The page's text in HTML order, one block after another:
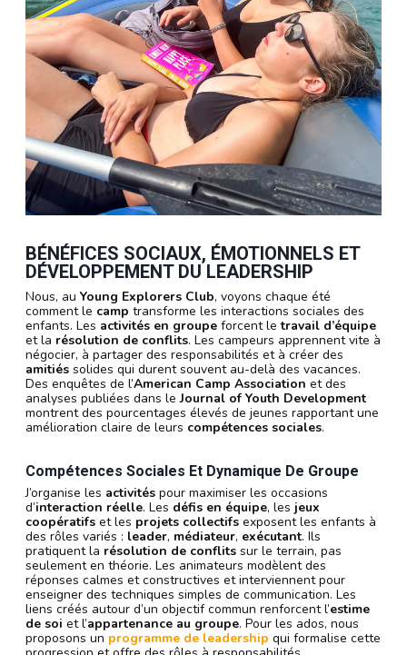
BÉNÉFICES SOCIAUX, ÉMOTIONNELS ET
DÉVELOPPEMENT DU LEADERSHIP
Nous, au Young Explorers Club, voyons chaque été
comment le camp transforme les interactions sociales des
enfants. Les activités en groupe forcent letravail d’équipe
et la résolution de conflits. Les campeurs apprennent vite à
négocier, à partager des responsabilités et à créer des
amitiés solides qui durent souvent au-delà des vacances.
Des enquêtes de l’American Camp Association et des
analyses publiées dans leJournal of Youth Development
montrent des pourcentages élevés de jeunes rapportant une
amélioration claire de leurs compétences sociales.
Compétences Sociales Et Dynamique De Groupe
J’organise les activités pour maximiser les occasions
d’interaction réelle. Les défis en équipe, les jeux
coopératifs et les projets collectifs exposent les enfants à
des rôles variés : leader, médiateur, exécutant. Ils
pratiquent la résolution de conflits sur le terrain, pas
seulement en théorie. Les animateurs modèlent des
réponses calmes et constructives et interviennent pour
enseigner des techniques simples de communication. Les
liens créés autour d’un objectif commun renforcent l’estime
de soi et l’appartenance au groupe. Pour les ados, nous
proposons un programme de leadership qui formalise cette